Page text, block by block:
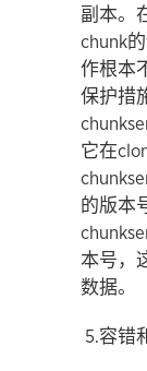
副本。
chunk
作根本
保护措
它在
的版本
本号，
数据。
5.容错